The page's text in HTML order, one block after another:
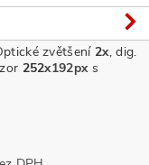
zvětšení 2x, dig.
252x192pxs